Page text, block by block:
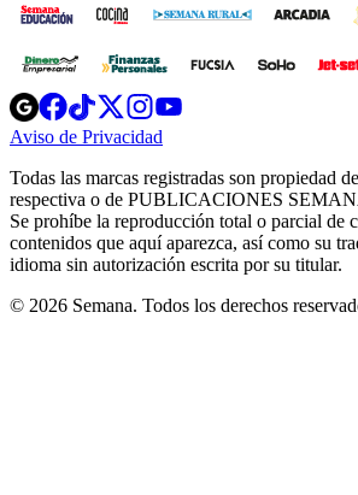
Opens
in
new
Opens
in
new
Opens
in
new
window
Opens
new
windowwindow
Aviso de Privacidad
new
window
Todas las marcas registradas son propiedad
respectiva o de PUBLICACIONES
Se prohíbe la reproducción total o parcial de
contenidos que aquí aparezca, así como su
idioma sin autorización escrita por su titular.
© 2026 Semana. Todos los derechos